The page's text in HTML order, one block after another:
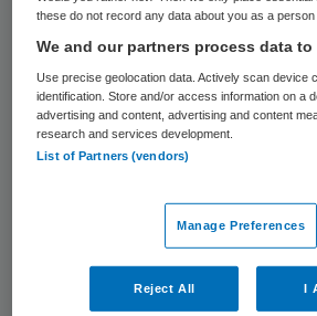
Wzd-cliënten in
Nederlandse Vereniging
(NVvP) publiceerde begin
notitie over knelpunten die
samenloop van de Wet
Wet zorg en dwang binnen
factsheetkomt het
VWS op de website dwang
een eerste handreiking het
these do not record any data about you as a person
We and our partners process data
Use precise geolocation data. Actively scan device
identification. Store and/or access information on a
advertising and content, advertising and content
research and services development.
List of Partners (vendors)
Manage Preferences
Reject All I